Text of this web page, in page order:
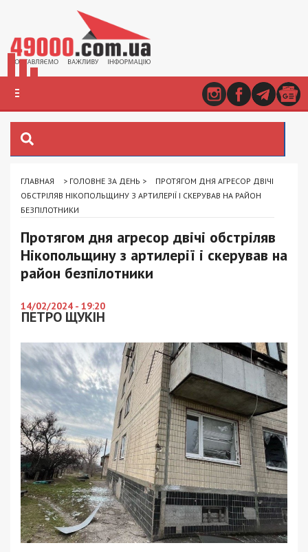
ГЛАВНАЯ > ГОЛОВНЕ ЗА ДЕНЬ >
ПРОТЯГОМ ДНЯ АГРЕСОР ДВІЧІ
ОБСТРІЛЯВ НІКОПОЛЬЩИНУ З АРТИЛЕРІЇ І СКЕРУВАВ НА РАЙОН
БЕЗПІЛОТНИКИ
Протягом дня агресор двічі обстріляв
Нікопольщину з артилерії і скерував на
район безпілотники
14/02/2024 - 19:20
ПЕТРО ЩУКІН